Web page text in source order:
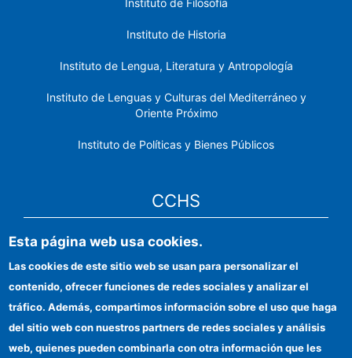
Instituto de Historia
Instituto de Lengua, Literatura y Antropología
Instituto de Lenguas y Culturas del Mediterráneo y
Oriente Próximo
Instituto de Políticas y Bienes Públicos
CCHS
Sede electrónica CSIC
Identidad institucional
Información para proveedores
Ayudas FEDER
Esta página web usa cookies.
Las cookies de este sitio web se usan para personalizar el
contenido, ofrecer funciones de redes sociales y analizar el
tráfico. Además, compartimos información sobre el uso que haga
del sitio web con nuestros partners de redes sociales y análisis
web, quienes pueden combinarla con otra información que les